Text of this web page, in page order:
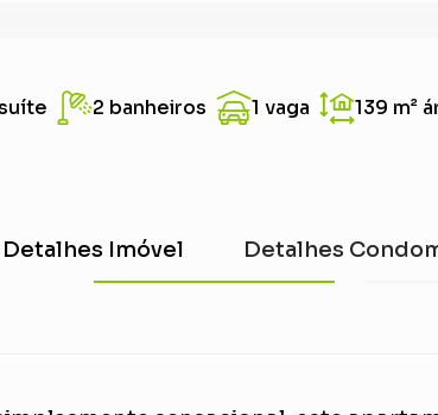
2 banheiros 1 vaga 139 m²
Detalhes Imóvel Detalhes